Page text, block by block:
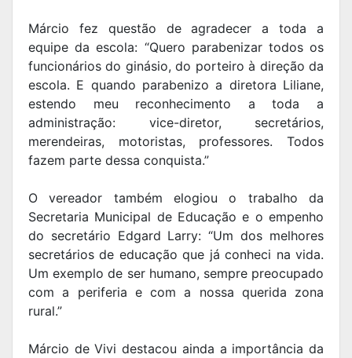
Márcio fez questão de agradecer a toda a
equipe da escola: “Quero parabenizar todos os
funcionários do ginásio, do porteiro à direção da
escola. E quando parabenizo a diretora Liliane,
estendo meu reconhecimento a toda a
administração: vice-diretor, secretários,
merendeiras, motoristas, professores. Todos
fazem parte dessa conquista.”
O vereador também elogiou o trabalho da
Secretaria Municipal de Educação e o empenho
do secretário Edgard Larry: “Um dos melhores
secretários de educação que já conheci na vida.
Um exemplo de ser humano, sempre preocupado
com a periferia e com a nossa querida zona
rural.”
Márcio de Vivi destacou ainda a importância da